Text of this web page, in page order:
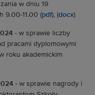
w dniu 19
9.00-11.00 (pdf), (docx)
- w sprawie liczby
pracami dyplomowymi
roku akademickim
- w sprawie nagrody i